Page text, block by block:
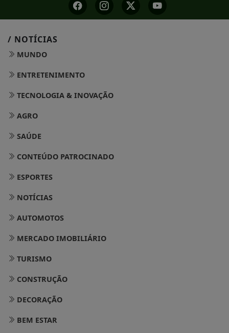
/ NOTÍCIAS
MUNDO
ENTRETENIMENTO
TECNOLOGIA & INOVAÇÃO
AGRO
SAÚDE
CONTEÚDO PATROCINADO
ESPORTES
NOTÍCIAS
AUTOMOTOS
MERCADO IMOBILIÁRIO
TURISMO
CONSTRUÇÃO
DECORAÇÃO
BEM ESTAR